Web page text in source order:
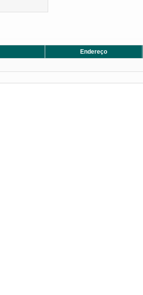
Endereço